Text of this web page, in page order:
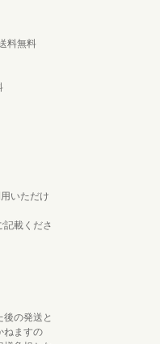
料無料
いただけ
記載くださ
の発送と
ねますの